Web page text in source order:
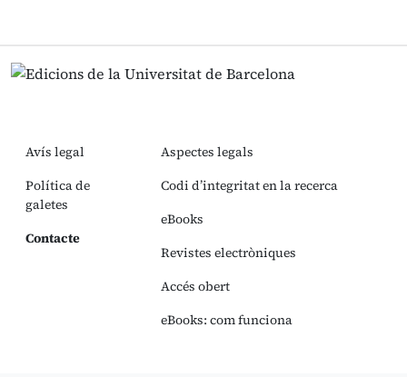
Avís legal
Política de
galetes
Contacte
Aspectes legals
Codi d’integritat en la recerca
eBooks
Revistes electròniques
Accés obert
eBooks: com funciona